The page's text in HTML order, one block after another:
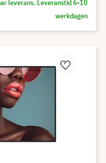
leverans. Leveranstid 6-10
werkdagen